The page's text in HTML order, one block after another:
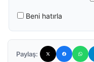
Beni hatırla
Paylaş: